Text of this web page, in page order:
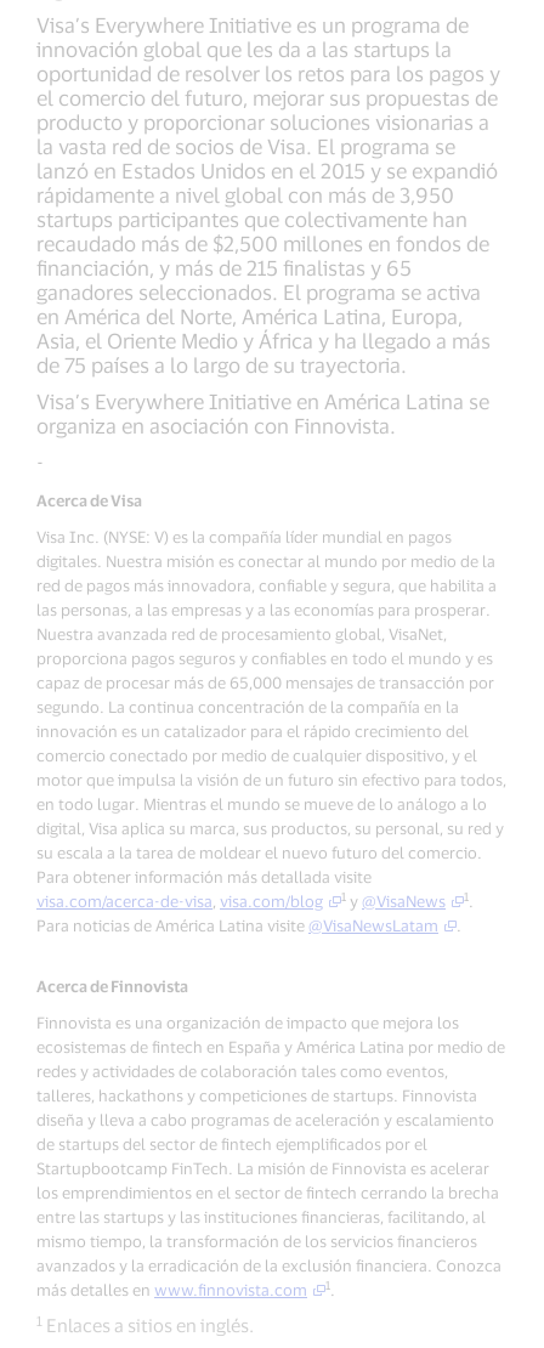
Visa’s Everywhere Initiative es un programa de
innovación global que les da a las startups la
oportunidad de resolver los retos para los pagos y
el comercio del futuro, mejorar sus propuestas de
producto y proporcionar soluciones visionarias a
la vasta red de socios de Visa. El programa se
lanzó en Estados Unidos en el 2015 y se expandió
rápidamente a nivel global con más de 3,950
startups participantes que colectivamente han
recaudado más de $2,500 millones en fondos de
financiación, y más de 215 finalistas y 65
ganadores seleccionados. El programa se activa
en América del Norte, América Latina, Europa,
Asia, el Oriente Medio y África y ha llegado a más
de 75 países a lo largo de su trayectoria.
Visa’s Everywhere Initiative en América Latina se
organiza en asociación con Finnovista.
-
Acerca de Visa
Visa Inc. (NYSE: V) es la compañía líder mundial en pagos
digitales. Nuestra misión es conectar al mundo por medio de la
red de pagos más innovadora, confiable y segura, que habilita a
las personas, a las empresas y a las economías para prosperar.
Nuestra avanzada red de procesamiento global, VisaNet,
proporciona pagos seguros y confiables en todo el mundo y es
capaz de procesar más de 65,000 mensajes de transacción por
segundo. La continua concentración de la compañía en la
innovación es un catalizador para el rápido crecimiento del
comercio conectado por medio de cualquier dispositivo, y el
motor que impulsa la visión de un futuro sin efectivo para todos,
en todo lugar. Mientras el mundo se mueve de lo análogo a lo
digital, Visa aplica su marca, sus productos, su personal, su red y
su escala a la tarea de moldear el nuevo futuro del comercio.
Para obtener información más detallada visite
visa.com/acerca-de-visa, visa.com/blog 1 y @VisaNews 1.
Para noticias de América Latina visite @VisaNewsLatam .
Acerca de Finnovista
Finnovista es una organización de impacto que mejora los
ecosistemas de fintech en España y América Latina por medio de
redes y actividades de colaboración tales como eventos,
talleres, hackathons y competiciones de startups. Finnovista
diseña y lleva a cabo programas de aceleración y escalamiento
de startups del sector de fintech ejemplificados por el
Startupbootcamp FinTech. La misión de Finnovista es acelerar
los emprendimientos en el sector de fintech cerrando la brecha
entre las startups y las instituciones financieras, facilitando, al
mismo tiempo, la transformación de los servicios financieros
avanzados y la erradicación de la exclusión financiera. Conozca
más detalles en www.finnovista.com 1.
1 Enlaces a sitios en inglés.